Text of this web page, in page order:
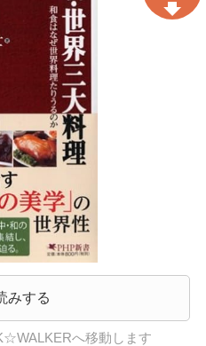
みする
へ移動します